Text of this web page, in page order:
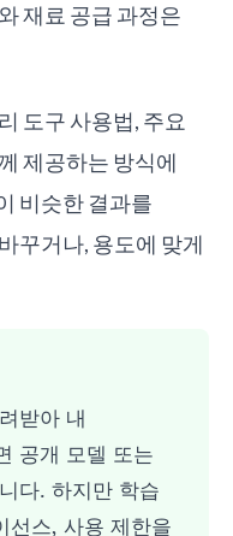
재료 공급 과정은
도구 사용법, 주요
제공하는 방식에
비슷한 결과를
꾸거나, 용도에 맞게
받아 내
공개 모델 또는
다. 하지만 학습
선스, 사용 제한을